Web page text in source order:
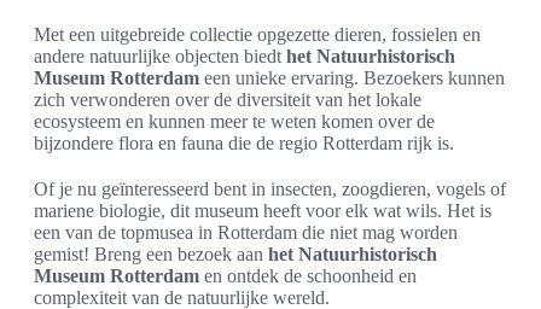
Met een uitgebreide collectie opgezette dieren, fossielen en
andere natuurlijke objecten biedt het Natuurhistorisch
Museum Rotterdam een unieke ervaring. Bezoekers kunnen
zich verwonderen over de diversiteit van het lokale
ecosysteem en kunnen meer te weten komen over de
bijzondere flora en fauna die de regio Rotterdam rijk is.
Of je nu geïnteresseerd bent in insecten, zoogdieren, vogels of
mariene biologie, dit museum heeft voor elk wat wils. Het is
een van de topmusea in Rotterdam die niet mag worden
gemist! Breng een bezoek aan het Natuurhistorisch
Museum Rotterdam en ontdek de schoonheid en
complexiteit van de natuurlijke wereld.